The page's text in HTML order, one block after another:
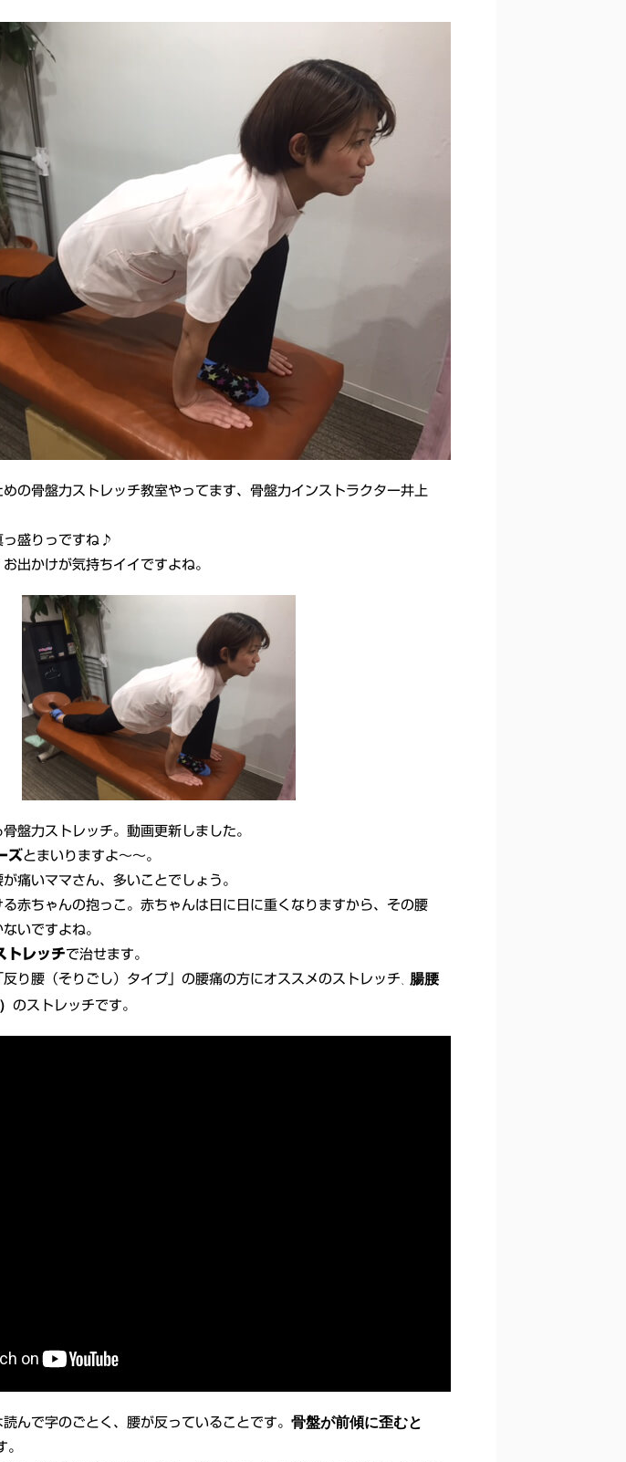
めの骨盤力ストレッチ教室やってます、骨盤力インストラクター井上
っ盛りっですね♪
出かけが気持ちイイですよね。
盤力ストレッチ。動画更新しました。
ズとまいりますよ～～。
痛いママさん、多いことでしょう。
赤ちゃんの抱っこ。赤ちゃんは日に日に重くなりますから、その腰
いですよね。
トレッチで治せます。
り腰（そりごし）タイプ」の腰痛の方にオススメのストレッチ
腸腰
のストレッチです。
読んで字のごとく、腰が反っていることです。 骨盤が前傾に歪むと
。